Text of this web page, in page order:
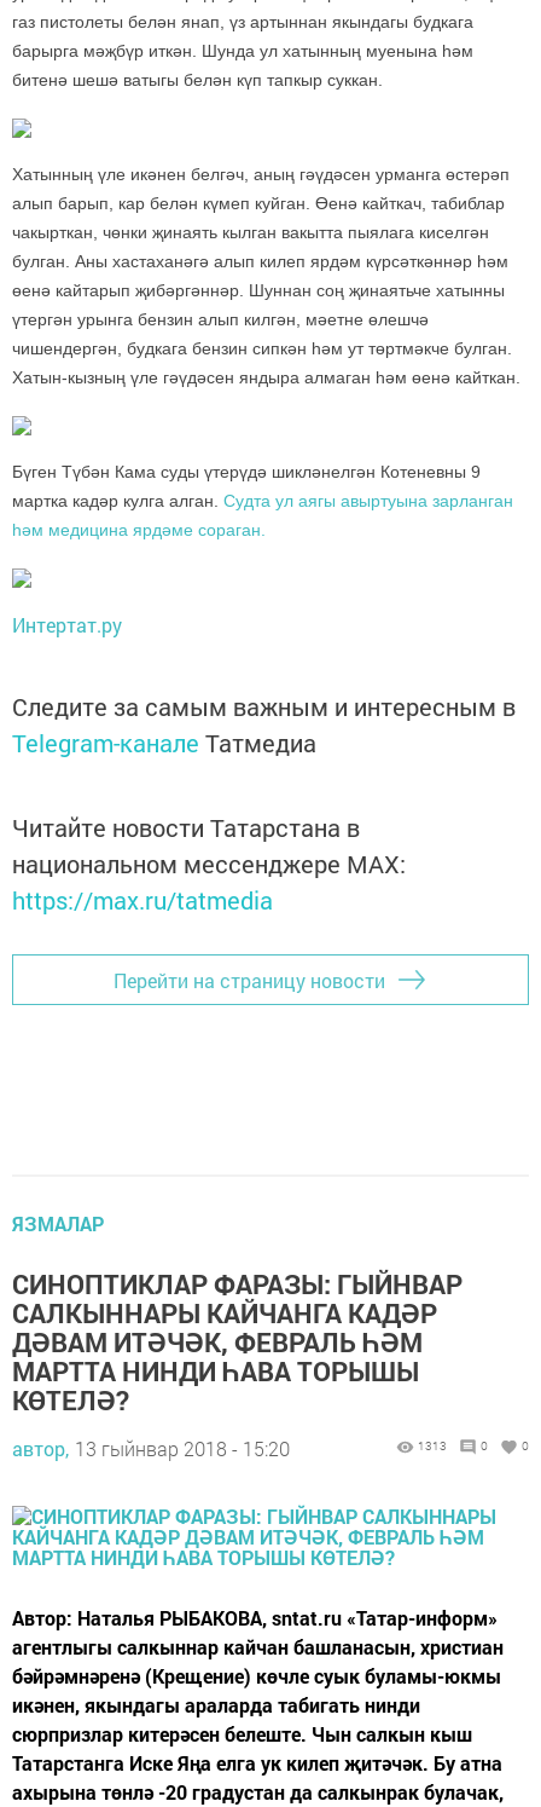
газ пистолеты белән янап, үз артыннан якындагы будкага
барырга мәҗбүр иткән. Шунда ул хатынның муенына һәм
битенә шешә ватыгы белән күп тапкыр суккан.
Хатынның үле икәнен белгәч, аның гәүдәсен урманга өстерәп
алып барып, кар белән күмеп куйган. Өенә кайткач, табиблар
чакырткан, чөнки җинаять кылган вакытта пыялага киселгән
булган. Аны хастаханәгә алып килеп ярдәм күрсәткәннәр һәм
өенә кайтарып җибәргәннәр. Шуннан соң җинаятьче хатынны
үтергән урынга бензин алып килгән, мәетне өлешчә
чишендергән, будкага бензин сипкән һәм ут төртмәкче булган.
Хатын-кызның үле гәүдәсен яндыра алмаган һәм өенә кайткан.
Бүген Түбән Кама суды үтерүдә шикләнелгән Котеневны 9
мартка кадәр кулга алган. Судта ул аягы авыртуына зарланган
һәм медицина ярдәме сораган.
Интертат.ру
Следите за самым важным и интересным в
Telegram-канале Татмедиа
Читайте новости Татарстана в
национальном мессенджере MАХ:
https://max.ru/tatmedia
Перейти на страницу новости
ЯЗМАЛАР
СИНОПТИКЛАР ФАРАЗЫ: ГЫЙНВАР
САЛКЫННАРЫ КАЙЧАНГА КАДӘР
ДӘВАМ ИТӘЧӘК, ФЕВРАЛЬ ҺӘМ
МАРТТА НИНДИ ҺАВА ТОРЫШЫ
КӨТЕЛӘ?
автор, 13 гыйнвар 2018 - 15:20 1313 0 0
Автор: Наталья РЫБАКОВА, sntat.ru «Татар-информ»
агентлыгы салкыннар кайчан башланасын, христиан
бәйрәмнәренә (Крещение) көчле суык буламы-юкмы
икәнен, якындагы араларда табигать нинди
сюрпризлар китерәсен белеште. Чын салкын кыш
Татарстанга Иске Яңа елга ук килеп җитәчәк. Бу атна
ахырына төнлә -20 градустан да салкынрак булачак,